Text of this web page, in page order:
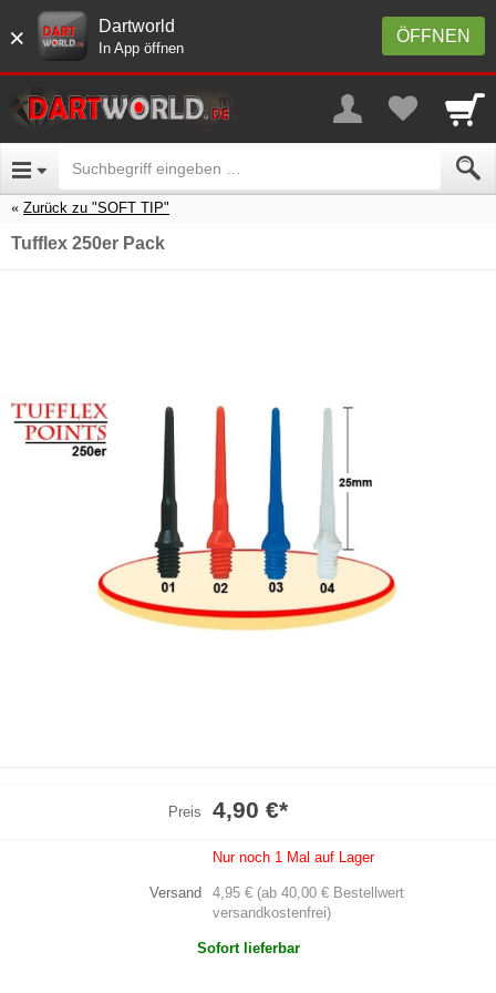
× ÖFFNEN
Dartworld
In App öffnen
Zurück zu "SOFT TIP"
Tufflex 250er Pack
Preis 4,90 €*
Nur noch 1 Mal auf Lager
Versand
4,95 € (ab 40,00 € Bestellwert
versandkostenfrei)
Sofort lieferbar